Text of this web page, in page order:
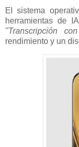
El sistema
herramientas de
"Transcripción
rendimiento y un